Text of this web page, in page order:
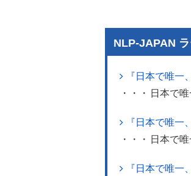
NLP-JAPAN
『日本で唯一
・・・
日本で
『日本で唯一
・・・
日本で
『日本で唯一